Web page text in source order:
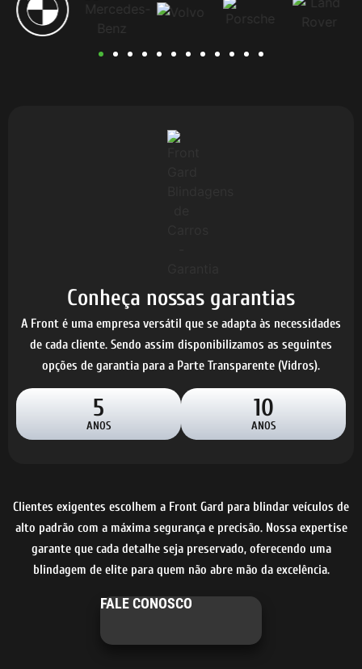
Conheça nossas garantias
A Front é uma empresa versátil que se adapta às necessidades
de cada cliente. Sendo assim disponibilizamos as seguintes
opções de garantia para a Parte Transparente (Vidros).
5
ANOS
10
ANOS
Clientes exigentes escolhem a Front Gard para blindar veículos de
alto padrão com a máxima segurança e precisão. Nossa expertise
garante que cada detalhe seja preservado, oferecendo uma
blindagem de elite para quem não abre mão da excelência.
FALE CONOSCO